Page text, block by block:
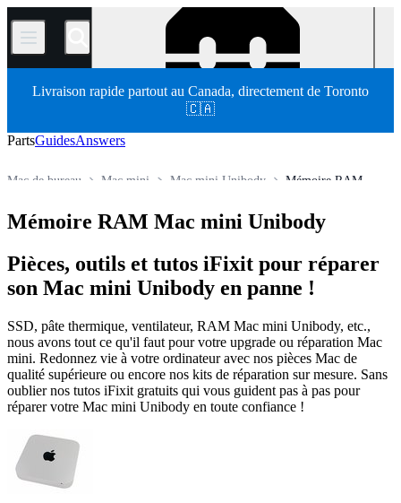
/
Livraison rapide partout au Canada, directement de Toronto
🇨🇦
PartsGuidesAnswers
Mémoire RAM
Mac mini Unibody
Mac mini
Mac de bureau
Mémoire RAM Mac mini Unibody
Pièces, outils et tutos iFixit pour réparer
son Mac mini Unibody en panne !
SSD, pâte thermique, ventilateur, RAM Mac mini Unibody, etc.,
nous avons tout ce qu'il faut pour votre upgrade ou réparation Mac
mini. Redonnez vie à votre ordinateur avec nos pièces Mac de
qualité supérieure ou encore nos kits de réparation sur mesure. Sans
oublier nos tutos iFixit gratuits qui vous guident pas à pas pour
réparer votre Mac mini Unibody en toute confiance !